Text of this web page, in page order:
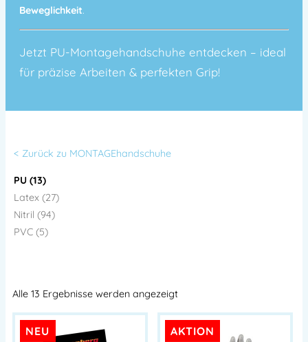
Beweglichkeit.
Jetzt PU-Montagehandschuhe entdecken – ideal
für präzise Arbeiten & perfekten Grip!
< Zurück zu MONTAGEhandschuhe
PU (13)
Latex (27)
Nitril (94)
PVC (5)
Alle 13 Ergebnisse werden angezeigt
NEU AKTION